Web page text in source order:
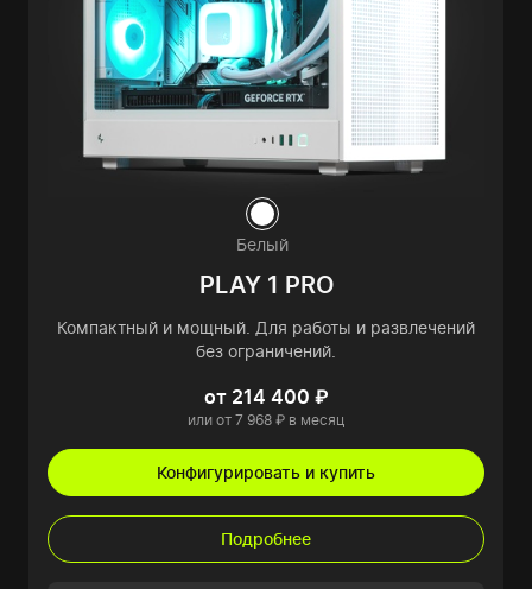
Белый
PLAY 1 PRO
Компактный и мощный. Для работы и развлечений
без ограничений.
от 214 400 ₽
или от 7 968 ₽ в месяц
Конфигурировать и купить
Подробнее